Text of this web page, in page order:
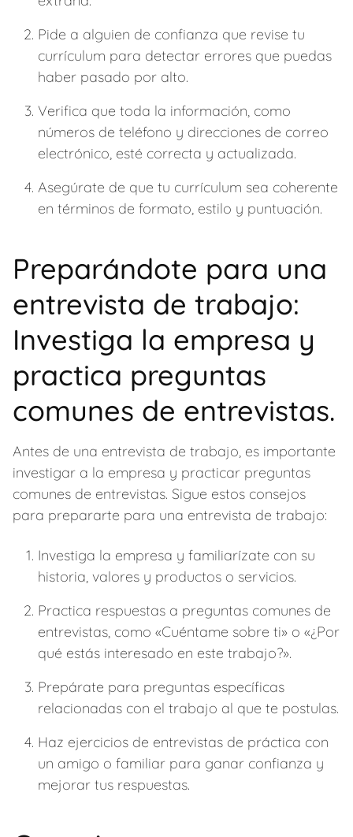
Pide a alguien de confianza que revise tu
currículum para detectar errores que puedas
haber pasado por alto.
Verifica que toda la información, como
números de teléfono y direcciones de correo
electrónico, esté correcta y actualizada.
Asegúrate de que tu currículum sea coherente
en términos de formato, estilo y puntuación.
Preparándote para una
entrevista de trabajo:
Investiga la empresa y
practica preguntas
comunes de entrevistas.
Antes de una entrevista de trabajo, es importante
investigar a la empresa y practicar preguntas
comunes de entrevistas. Sigue estos consejos
para prepararte para una entrevista de trabajo:
Investiga la empresa y familiarízate con su
historia, valores y productos o servicios.
Practica respuestas a preguntas comunes de
entrevistas, como «Cuéntame sobre ti» o «¿Por
qué estás interesado en este trabajo?».
Prepárate para preguntas específicas
relacionadas con el trabajo al que te postulas.
Haz ejercicios de entrevistas de práctica con
un amigo o familiar para ganar confianza y
mejorar tus respuestas.